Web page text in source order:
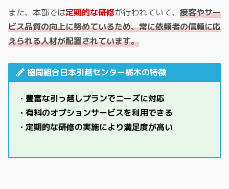
また、本部では定期的な研修が行われていて、 接客やサー
ビス品質の向上に努めているため、常に依頼者の信頼に応
えられる人材が配置されています。
協同組合日本引越センター栃木の特徴
・豊富な引っ越しプランでニーズに対応
・有料のオプションサービスを利用できる
・定期的な研修の実施により満足度が高い